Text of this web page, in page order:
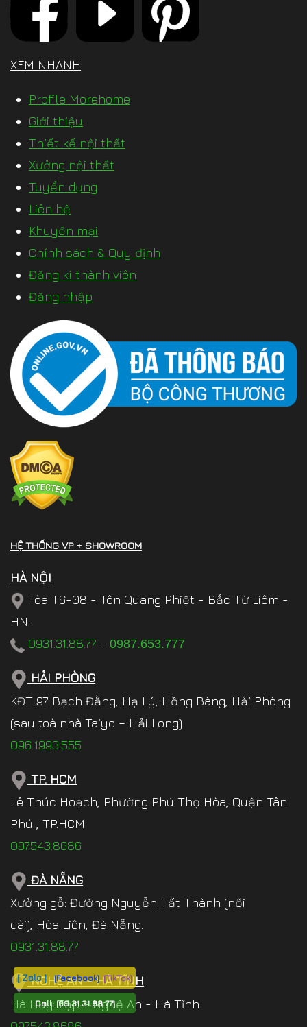
[ Zalo ] [Facebook] [TikTok]
Call: [09.31.31.88.77]
XEM NHANH
Profile Morehome
Giới thiệu
Thiết kế nội thất
Xưởng nội thất
Tuyển dụng
Liên hệ
Khuyến mại
Chính sách & Quy định
Đăng kí thành viên
Đăng nhập
HỆ THỐNG VP + SHOWROOM
HÀ NỘI
Tòa T6-08 - Tôn Quang Phiệt - Bắc Từ Liêm -
HN.
0931.31.88.77 - 0987.653.777
HẢI PHÒNG
KĐT 97 Bạch Đằng, Hạ Lý, Hồng Bàng, Hải Phòng
(sau toà nhà Taiyo – Hải Long)
096.1993.555
TP. HCM
Lê Thúc Hoạch, Phường Phú Thọ Hòa, Quận Tân
Phú , TP.HCM
097.543.8686
ĐÀ NẴNG
Xưởng gỗ: Đường Nguyễn Tất Thành (nối
dài), Hòa Liên, Đà Nẵng.
0931.31.88.77
NGHỆ AN - HÀ TĨNH
Hà Huy Tập - Nghệ An - Hà Tĩnh